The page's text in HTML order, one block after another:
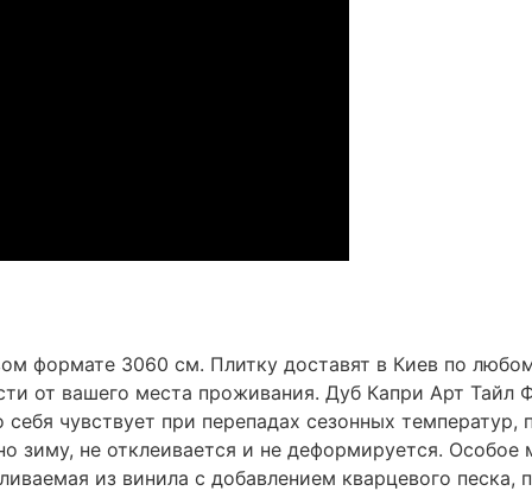
формате 3060 см. Плитку доставят в Киев по
от вашего места проживания. Дуб Капри Арт Тайл
чувствует при перепадах сезонных температур,
зиму, не отклеивается и не деформируется.
из винила с добавлением кварцевого